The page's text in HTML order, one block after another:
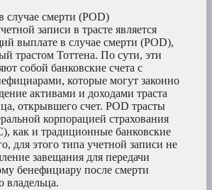
случае смерти (POD)
записи в трасте является
выплате в случае смерти (POD),
трастом Тоттена. По сути, эти
собой банковские счета с
которые могут законно
активами и доходами траста
открывшего счет. POD трасты
корпорацией страхования
как и традиционные банковские
для этого типа учетной записи не
завещания для передачи
бенефициару после смерти
владельца.